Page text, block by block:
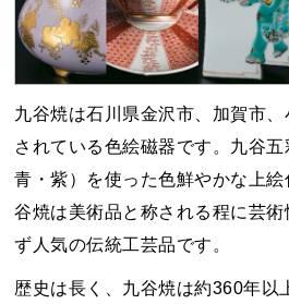
九谷焼は石川県金沢市、加賀市
されている色絵磁器です。九谷
青・紫）を使った色鮮やかな上
谷焼は美術品と称される程に芸
ず人気の伝統工芸品です。
歴史は長く、九谷焼は約360年以